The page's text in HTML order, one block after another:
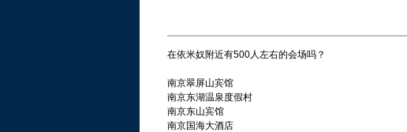
在依米奴附近有500人左右的会场吗？
南京翠屏山宾馆
南京东湖温泉度假村
南京东山宾馆
南京国海大酒店